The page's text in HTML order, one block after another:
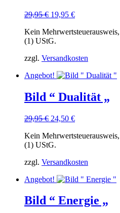
29,95€ Ursprünglicher
war:
29,95 €
19,95 €Aktueller
ist:
Kein
(1) UStG.
zzgl. Versandkosten
Angebot!
Bild “ Dualität „
29,95€ Ursprünglicher
war:
29,95 €
24,50 €Aktueller
ist:
Kein
(1) UStG.
zzgl. Versandkosten
Angebot!
Bild “ Energie „